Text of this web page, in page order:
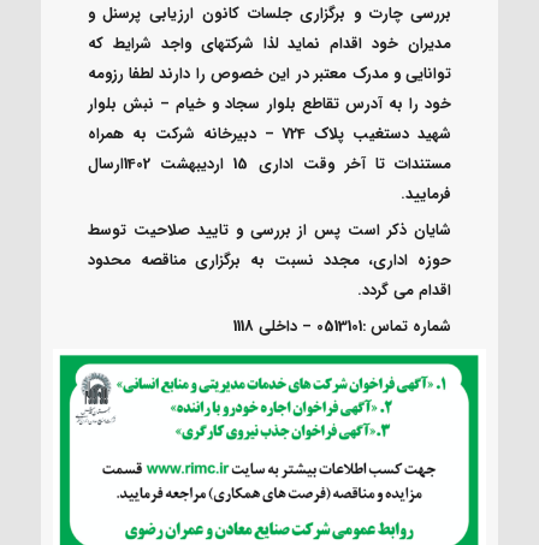
بررسی چارت و برگزاری جلسات کانون ارزیابی پرسنل و
مدیران خود اقدام نماید لذا شرکتهای واجد شرایط که
توانایی و مدرک معتبر در این خصوص را دارند لطفا رزومه
خود را به آدرس تقاطع بلوار سجاد و خیام – نبش بلوار
شهید دستغیب پلاک 724 – دبیرخانه شرکت به همراه
مستندات تا آخر وقت اداری 15 اردیبهشت 1402ارسال
فرمایید.
شایان ذکر است پس از بررسی و تایید صلاحیت توسط
حوزه اداری، مجدد نسبت به برگزاری مناقصه محدود
اقدام می گردد.
شماره تماس :0513101 – داخلی 1118